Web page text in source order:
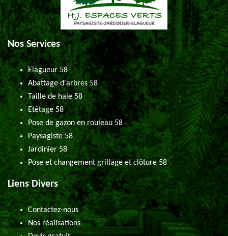
Nos Services
Elagueur 58
Abattage d'arbres 58
Taille de haie 58
Etêtage 58
Pose de gazon en rouleau 58
Paysagiste 58
Jardinier 58
Pose et changement grillage et clôture 58
Liens Divers
Contactez-nous
Nos réalisations